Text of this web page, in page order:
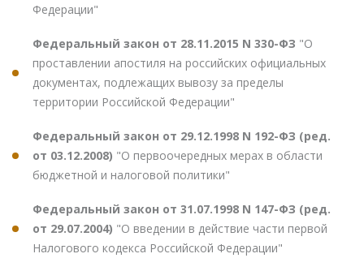
Федерации"
Федеральный закон от 28.11.2015 N 330-ФЗ "О
проставлении апостиля на российских официальных
документах, подлежащих вывозу за пределы
территории Российской Федерации"
Федеральный закон от 29.12.1998 N 192-ФЗ (ред.
от 03.12.2008) "О первоочередных мерах в области
бюджетной и налоговой политики"
Федеральный закон от 31.07.1998 N 147-ФЗ (ред.
от 29.07.2004) "О введении в действие части первой
Налогового кодекса Российской Федерации"